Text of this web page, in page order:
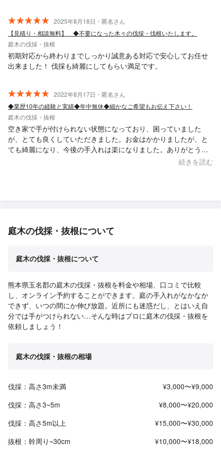
2025年8月18日・匿名さん
【見積り・相談無料】 ◆不要になった木々の伐採・伐根いたします。
庭木の伐採・抜根
初期対応から終わりまでしっかり誠意ある対応で安心してお任せ
出来ました！ 伐採も綺麗にしてもらい満足です。
2022年8月17日・匿名さん
◆業歴10年の経験と実績◆年中無休◆細かなご希望もお伝え下さい！
庭木の伐採・抜根
空き家で手が付けられない状態になっており、困っていました
が、とても良くしていただきました。お金はかかりましたが、と
ても綺麗になり、今後の手入れは楽になりました。ありがとうご
続きを読む
庭木の伐採・抜根について
庭木の伐採・抜根について
熊本県玉名郡の庭木の伐採・抜根を料金や相場、口コミで比較
し、オンライン予約することができます。庭の手入れがなかなか
できず、いつの間にか伸び放題。近所にも迷惑だし、とはいえ自
分では手がつけられない…そんな時はプロに庭木の伐採・抜根を
依頼しましょう！
庭木の伐採・抜根の相場
伐採：高さ3m未満
¥3,000〜¥9,000
伐採：高さ3~5m
¥8,000〜¥20,000
伐採：高さ5m以上
¥15,000〜¥30,000
抜根：幹周り~30cm
¥10,000〜¥18,000